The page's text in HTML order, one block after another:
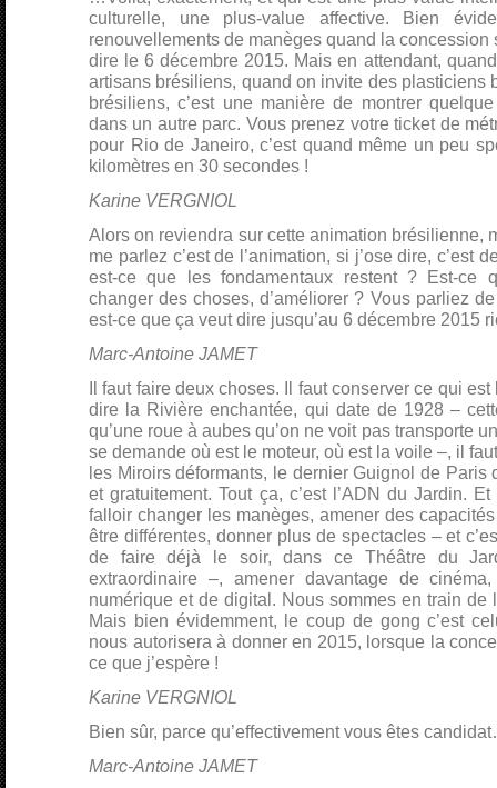
culturelle, une plus-value affective. Bien
renouvellements de manèges quand la concession
dire le 6 décembre 2015. Mais en attendant,
artisans brésiliens, quand on invite des plasticiens
brésiliens, c’est une manière de montrer
dans un autre parc. Vous prenez votre ticket de
pour Rio de Janeiro, c’est quand même un peu
kilomètres en 30 secondes !
Karine VERGNIOL
Alors on reviendra sur cette animation brésilienne,
me parlez c’est de l’animation, si j’ose dire, c’est
est-ce que les fondamentaux restent ? Est-ce
changer des choses, d’améliorer ? Vous parliez
est-ce que ça veut dire jusqu’au 6 décembre 2015
Marc-Antoine JAMET
Il faut faire deux choses. Il faut conserver ce qui est
dire la Rivière enchantée, qui date de 1928 –
qu’une roue à aubes qu’on ne voit pas transporte
se demande où est le moteur, où est la voile –, il
les Miroirs déformants, le dernier Guignol de Paris
et gratuitement. Tout ça, c’est l’ADN du Jardin.
falloir changer les manèges, amener des
être différentes, donner plus de spectacles – et
de faire déjà le soir, dans ce Théâtre du
extraordinaire –, amener davantage de
numérique et de digital. Nous sommes en train de
Mais bien évidemment, le coup de gong c’est
nous autorisera à donner en 2015, lorsque la
ce que j’espère !
Karine VERGNIOL
Bien sûr, parce qu’effectivement vous êtes
Marc-Antoine JAMET